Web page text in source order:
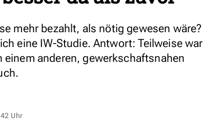
mehr bezahlt, als nötig gewesen wäre?
eine IW-Studie. Antwort: Teilweise war
einem anderen, gewerkschaftsnahen
Uhr